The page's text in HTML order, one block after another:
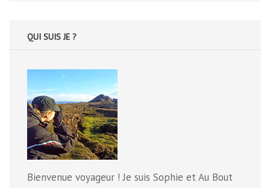
QUI SUIS JE ?
Bienvenue voyageur ! Je suis Sophie et Au Bout